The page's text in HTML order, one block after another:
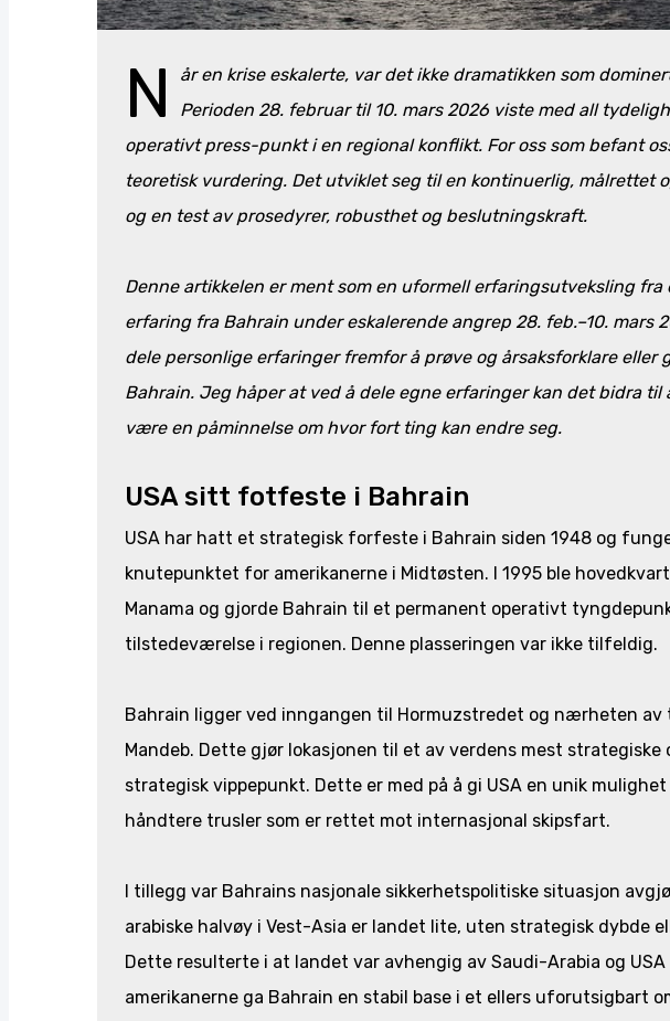
N
år en krise eskalerte, var det ikke dramatikken som
Perioden 28. februar til 10. mars 2026 viste med all
operativt press-punkt i en regional konflikt. For oss som befant
teoretisk vurdering. Det utviklet seg til en kontinuerlig, målrettet
og en test av prosedyrer, robusthet og beslutningskraft.
Denne artikkelen er ment som en uformell erfaringsutveksling
erfaring fra Bahrain under eskalerende angrep 28. feb.–10. mars
dele personlige erfaringer fremfor å prøve og årsaksforklare eller
Bahrain. Jeg håper at ved å dele egne erfaringer kan det bidra til
være en påminnelse om hvor fort ting kan endre seg.
USA sitt fotfeste i Bahrain
USA har hatt et strategisk forfeste i Bahrain siden 1948 og
knutepunktet for amerikanerne i Midtøsten. I 1995 ble
Manama og gjorde Bahrain til et permanent operativt
tilstedeværelse i regionen. Denne plasseringen var ikke tilfeldig.
Bahrain ligger ved inngangen til Hormuzstredet og nærheten
Mandeb. Dette gjør lokasjonen til et av verdens mest strategiske
strategisk vippepunkt. Dette er med på å gi USA en unik
håndtere trusler som er rettet mot internasjonal skipsfart.
I tillegg var Bahrains nasjonale sikkerhetspolitiske situasjon
arabiske halvøy i Vest-Asia er landet lite, uten strategisk dybde
Dette resulterte i at landet var avhengig av Saudi-Arabia og
amerikanerne ga Bahrain en stabil base i et ellers uforutsigbart